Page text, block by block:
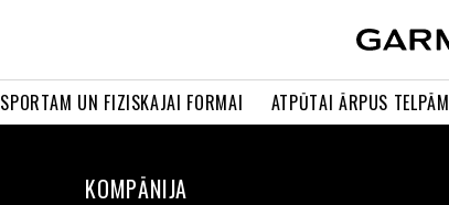
SPORTAM UN FIZISKAJAI FORMAI ATPŪTAI ĀRPUS TELPĀM
KOMPĀNIJA